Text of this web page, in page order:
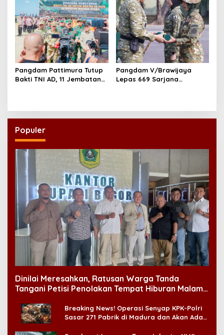
Pangdam Pattimura Tutup
Bakti TNI AD, 11 Jembatan
Pangdam V/Brawijaya
Lepas 669 Sarjana
Populer
Dinilai Meresahkan, Ratusan Warga Tanda
Tangani Petisi Penolakan Tempat Hiburan Malam
Breaking News! Operasi Senyap KPK-Polri
Sasar 271 Pabrik di Madura dan Akan Ada